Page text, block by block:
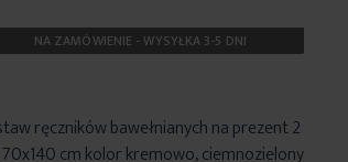
NA ZAMÓWIENIE - WYSYŁKA 3-5 DNI
ręczników bawełnianych na prezent 2
cm kolor kremowo, ciemnozielony